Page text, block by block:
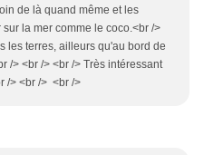
de là quand même et les
la mer comme le coco.<br />
les terres, ailleurs qu'au bord de
/> <br /> <br /> Très intéressant
/> <br /> <br />